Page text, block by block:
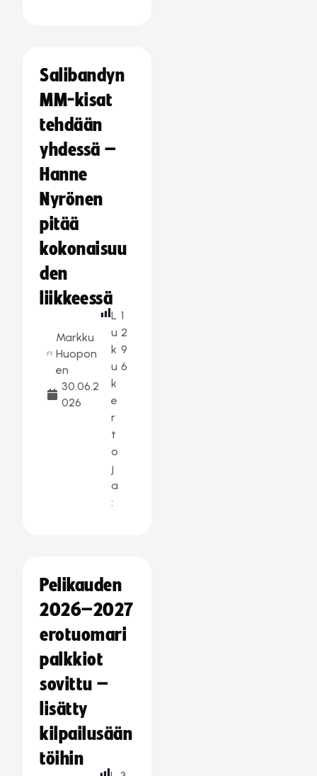
Salibandyn
MM-kisat
tehdään
yhdessä –
Hanne
Nyrönen
pitää
kokonaisuu
den
liikkeessä
Markku
Huopon
en
30.06.2
026
L
u
k
u
k
e
r
t
o
j
a
:
1
2
9
6
Pelikauden
2026–2027
erotuomari
palkkiot
sovittu –
lisätty
kilpailusään
töihin